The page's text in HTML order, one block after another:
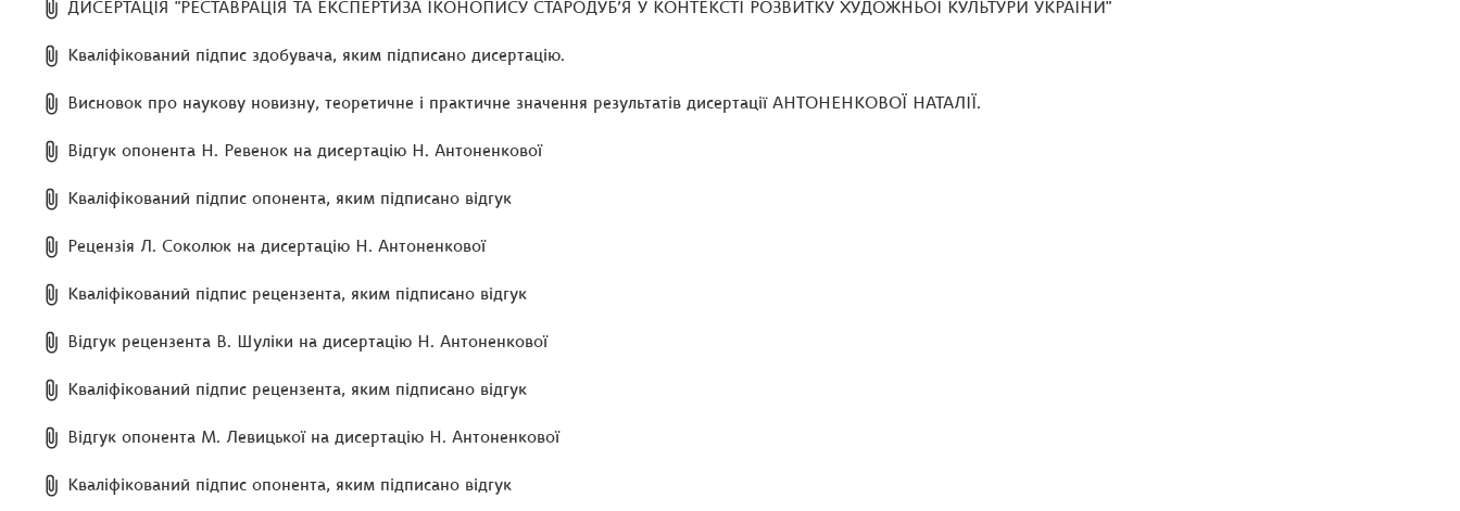
ДИСЕРТАЦІЯ "РЕСТАВРАЦІЯ ТА ЕКСПЕРТИЗА ІКОНОПИСУ СТАРОДУБ’Я У КОНТЕКСТІ РОЗВИТКУ ХУДОЖНЬОЇ КУЛЬТУРИ УКРАЇНИ"
Кваліфікований підпис здобувача, яким підписано дисертацію.
Висновок про наукову новизну, теоретичне і практичне значення результатів дисертації АНТОНЕНКОВОЇ НАТАЛІЇ.
Відгук опонента Н. Ревенок на дисертацію Н. Антоненкової
Кваліфікований підпис опонента, яким підписано відгук
Рецензія Л. Соколюк на дисертацію Н. Антоненкової
Кваліфікований підпис рецензента, яким підписано відгук
Відгук рецензента В. Шуліки на дисертацію Н. Антоненкової
Кваліфікований підпис рецензента, яким підписано відгук
Відгук опонента М. Левицької на дисертацію Н. Антоненкової
Кваліфікований підпис опонента, яким підписано відгук